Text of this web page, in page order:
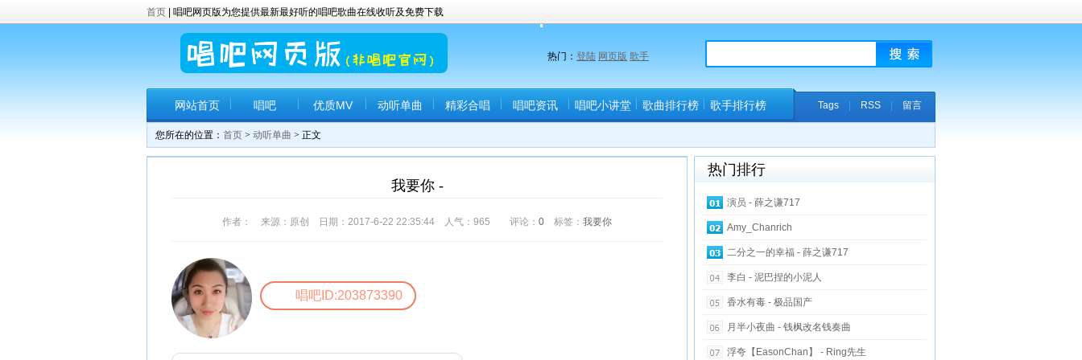
首页 | 唱吧网页版为您提供最新最好听的唱吧歌曲在线收听及免费下载
热门： 登陆 网页版 歌手
网站首页 唱吧 优质MV 动听单曲 精彩合唱 唱吧资讯 唱吧小讲堂 歌曲排行榜 歌手排行榜 Tags| RSS| 留言
您所在的位置： 首页 > 动听单曲 > 正文
我要你 -
作者： 来源：原创 日期：2017-6-22 22:35:44 人气： 965 评论： 0 标签： 我要你
唱吧ID:203873390
热门排行
演员 - 薛之谦717
Amy_Chanrich
二分之一的幸福 - 薛之谦717
李白 - 泥巴捏的小泥人
香水有毒 - 极品国产
月半小夜曲 - 钱枫改名钱奏曲
浮夸【EasonChan】 - Ring先生